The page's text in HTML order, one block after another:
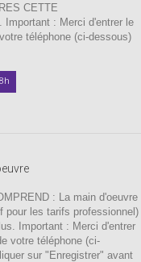
CETTE
Important : Merci d'entrer le
téléphone (ci-dessous)
: La main d'oeuvre
pour les tarifs professionnel)
Important : Merci d'entrer
votre téléphone (ci-
sur "Enregistrer" avant